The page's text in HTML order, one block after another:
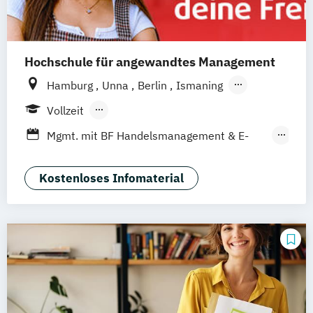
Hochschule für angewandtes Management
Hamburg Unna Berlin
Ismaning
Mannheim
Stuttgart
Vollzeit
Berufsbegleitendes Präsenzstudium
Mgmt. mit BF Handelsmanagement & E-
Social Media Studies Sportmanagement
Kostenloses Infomaterial